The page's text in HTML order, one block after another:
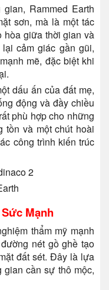
Rammed Earth
sơn, mà là một tác
hòa giữa thời gian và
cảm giác gần gũi,
mẽ, đặc biệt khi
dấu ấn của đất mẹ,
động và đầy chiều
phù hợp cho những
tồn và một chút hoài
công trình kiến trúc
Mạnh
thẩm mỹ mạnh
nét gồ ghề tạo
đất sét. Đây là lựa
cần sự thô mộc,